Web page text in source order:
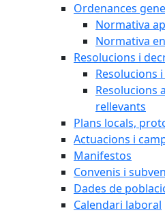
Ordenances
Normativa
Normativa
Resolucions i
Resolucions
Resolucions
rellevants
Plans locals,
Actuacions i
Manifestos
Convenis i
Dades de
Calendari laboral